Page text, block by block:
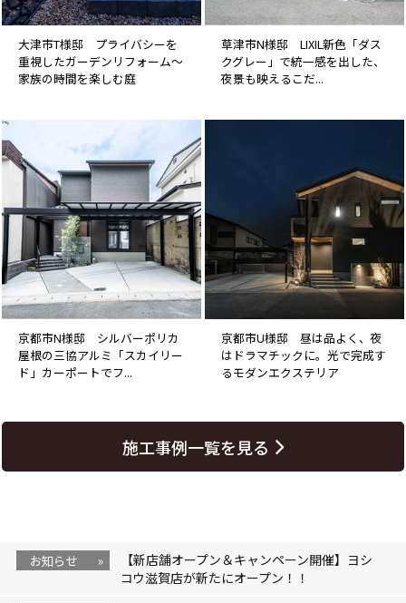
大津市T様邸 プライバシーを
重視したガーデンリフォーム～
家族の時間を楽しむ庭
草津市N様邸 LIXIL新色「ダス
クグレー」で統一感を出した、
夜景も映えるこだ...
京都市N様邸 シルバーポリカ
屋根の三協アルミ「スカイリー
ド」カーポートでフ...
京都市U様邸 昼は品よく、夜
はドラマチックに。光で完成す
るモダンエクステリア
施工事例一覧を見る
お知らせ »
【新店舗オープン＆キャンペーン開催】ヨシ
コウ滋賀店が新たにオープン！！